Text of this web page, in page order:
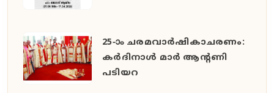
25-ാം ചരമവാർഷികാചരണം:
കർദിനാൾ മാർ ആന്റണി
പടിയറ